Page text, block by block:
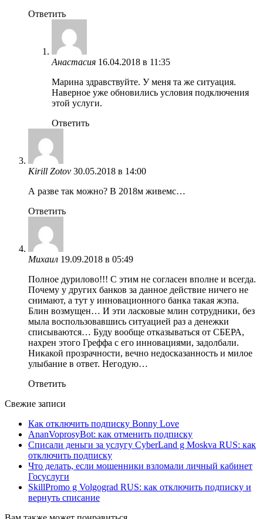
Ответить
Анастасия 16.04.2018 в 11:35
Марина здравствуйте. У меня та же ситуация.
Наверное уже обновились условия подключения
этой услуги.
Ответить
Kirill Zotov 30.05.2018 в 14:00
А разве так можно? В 2018м живемс…
Ответить
Михаил 19.09.2018 в 05:49
Полное дурилово!!! С этим не согласен вполне и всегда.
Почему у других банков за данное действие ничего не
снимают, а тут у инновационного банка такая жэпа.
Блин возмущен… И эти ласковые млин сотрудники, без
мыла воспользовавшись ситуацией раз а денежки
списываются… Буду вообще отказываться от СБЕРА,
нахрен этого Греффа с его инновациями, задолбали.
Никакой прозрачности, вечно недосказанность и милое
улыбание в ответ. Негодую…
Ответить
Свежие записи
Как отключить подписку Bonny Love
AnanVoprosyBot: как отменить подписку
Списали деньги за услугу CyberLand g Moskva RUS: как
отключить подписку
Что делать, если мошенники взломали личный кабинет
Госуслуги
SkillPromo g Volgograd RUS: как отключить подписку и
вернуть списание